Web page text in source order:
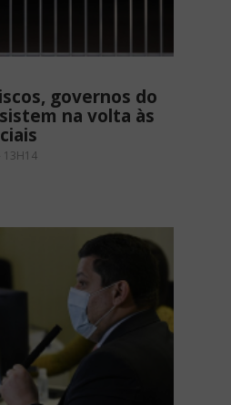
governos do
na volta às
13H14